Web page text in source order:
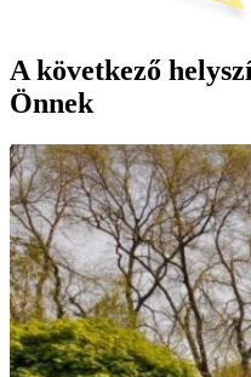
A következő
Önnek